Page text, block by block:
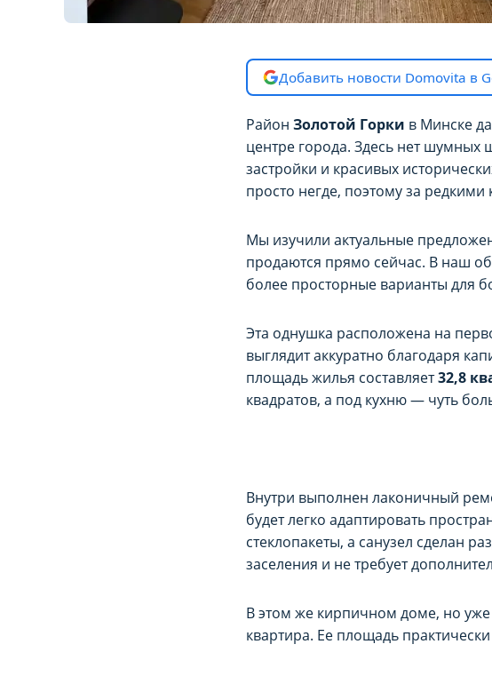
Добавить новости Domovita в
Район Золотой Горки в Минске
центре города. Здесь нет шумных
застройки и красивых
просто негде, поэтому за
Мы изучили актуальные
продаются прямо сейчас. В наш
более просторные варианты для
Эта однушка расположена на
выглядит аккуратно благодаря
площадь жилья составляет32,8
квадратов, а под кухню — чуть
Внутри выполнен лаконичный
будет легко адаптировать
стеклопакеты, а санузел сделан
заселения и не требует
В этом же кирпичном доме, но
квартира. Ее площадь